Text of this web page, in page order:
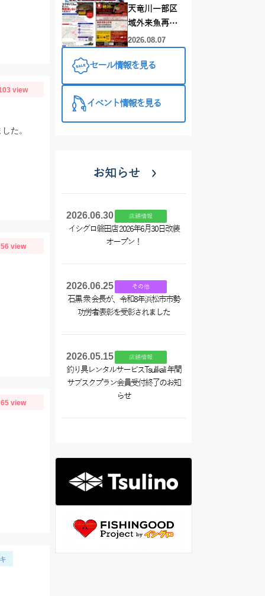
view
た。
56 view
65 view
ーダー偏光グ
ラス受注会～
天竜川一部区
域外来魚再放
流禁止となり
2026.08.07
セール情報を見る
イベント情報を見る
お知らせ
2026.06.30 店舗情報
イシグロ磐田店 2026年6月30日改装
オープン！
2026.06.25 その他
石黒 衆 会長が、令和8年浜松市市勢
功労者表彰を受彰されました
2026.05.15 店舗情報
釣り具レンタルサービスTsulikali 年間
サブスクプラン会員受付終了のお知
らせ